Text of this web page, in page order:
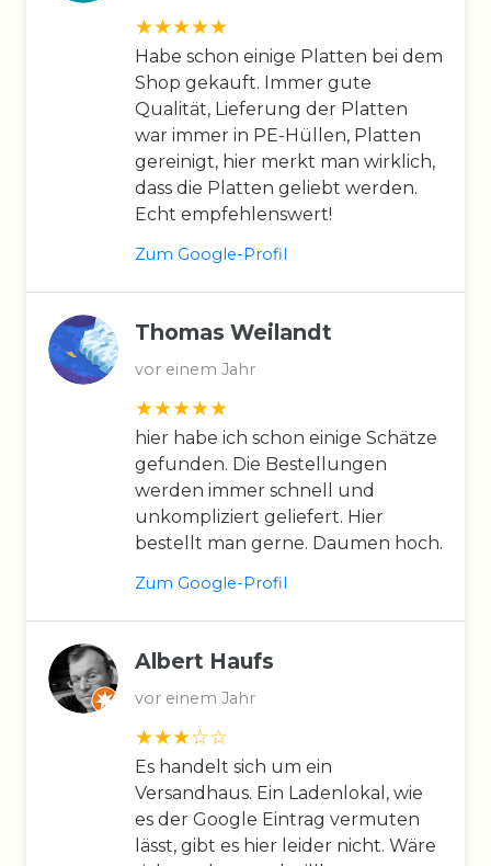
Habe schon einige Platten bei dem
Shop gekauft. Immer gute
Qualität, Lieferung der Platten
war immer in PE-Hüllen, Platten
gereinigt, hier merkt man wirklich,
dass die Platten geliebt werden.
Echt empfehlenswert!
Zum Google-Profil
Thomas Weilandt
vor einem Jahr
hier habe ich schon einige Schätze
gefunden. Die Bestellungen
werden immer schnell und
unkompliziert geliefert. Hier
bestellt man gerne. Daumen hoch.
Zum Google-Profil
Albert Haufs
vor einem Jahr
Es handelt sich um ein
Versandhaus. Ein Ladenlokal, wie
es der Google Eintrag vermuten
lässt, gibt es hier leider nicht. Wäre